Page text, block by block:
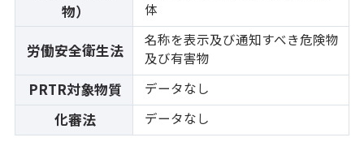
物）
体
労働安全衛生法
名称を表示及び通知すべき危険物
及び有害物
PRTR対象物質 データなし
化審法 データなし